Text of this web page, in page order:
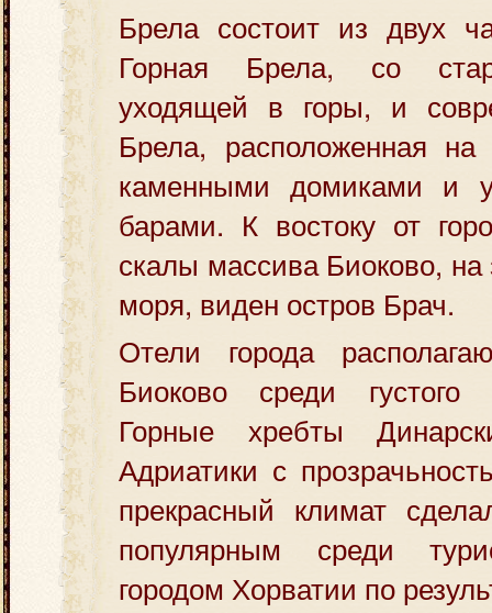
Брела состоит из двух
Горная Брела, со
уходящей в горы, и
Брела, расположенная
каменными домиками и
барами. К востоку от
скалы массива Биоково, на
моря, виден остров Брач.
Отели города
Биоково среди густого
Горные хребты
Адриатики с
прекрасный климат
популярным среди
городом Хорватии по